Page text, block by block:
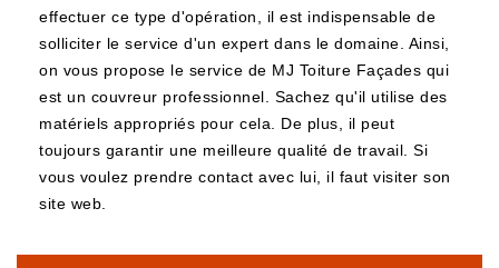
effectuer ce type d'opération, il est indispensable de
solliciter le service d'un expert dans le domaine. Ainsi,
on vous propose le service de MJ Toiture Façades qui
est un couvreur professionnel. Sachez qu'il utilise des
matériels appropriés pour cela. De plus, il peut
toujours garantir une meilleure qualité de travail. Si
vous voulez prendre contact avec lui, il faut visiter son
site web.